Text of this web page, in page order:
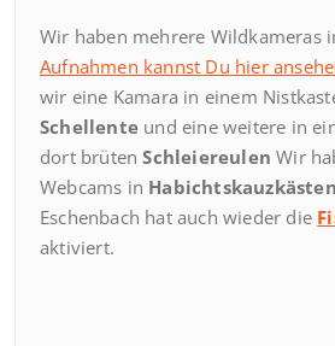
Wir haben mehrere Wildkameras
Aufnahmen kannst Du hier
wir eine Kamara in einem
Schellente und eine weitere in
dort brütenSchleiereulen Wir
Webcams in Habichtskauzkästen
Eschenbach hat auch wieder die
aktiviert.